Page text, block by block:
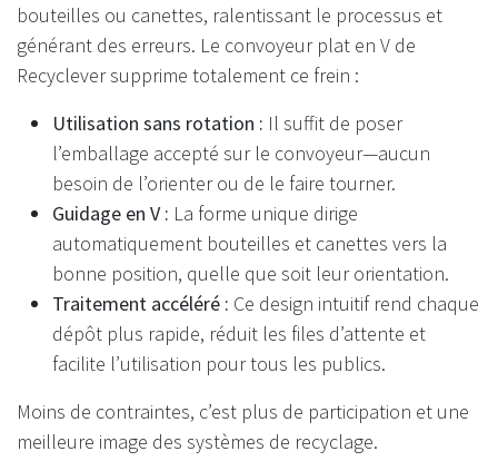
bouteilles ou canettes, ralentissant le processus et
générant des erreurs. Le convoyeur plat en V de
Recyclever supprime totalement ce frein :
Utilisation sans rotation : Il suffit de poser
l’emballage accepté sur le convoyeur—aucun
besoin de l’orienter ou de le faire tourner.
Guidage en V : La forme unique dirige
automatiquement bouteilles et canettes vers la
bonne position, quelle que soit leur orientation.
Traitement accéléré : Ce design intuitif rend chaque
dépôt plus rapide, réduit les files d’attente et
facilite l’utilisation pour tous les publics.
Moins de contraintes, c’est plus de participation et une
meilleure image des systèmes de recyclage.